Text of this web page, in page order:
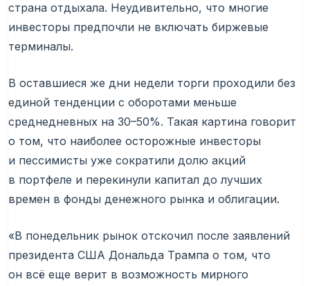
страна отдыхала. Неудивительно, что многие
инвесторы предпочли не включать биржевые
терминалы.
В оставшиеся же дни недели торги проходили без
единой тенденции с оборотами меньше
среднедневных на 30–50%. Такая картина говорит
о том, что наиболее осторожные инвесторы
и пессимисты уже сократили долю акций
в портфеле и перекинули капитал до лучших
времен в фонды денежного рынка и облигации.
«В понедельник рынок отскочил после заявлений
президента США Дональда Трампа о том, что
он всё еще верит в возможность мирного